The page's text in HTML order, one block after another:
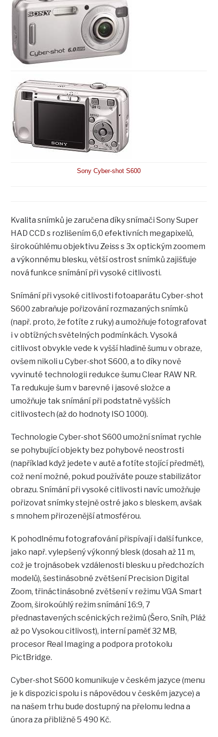
Sony Cyber-shot S600
Kvalita snímků je zaručena díky snímači Sony Super
HAD CCD s rozlišením 6,0 efektivních megapixelů,
širokoúhlému objektivu Zeiss s 3x optickým zoomem
a výkonnému blesku, větší ostrost snímků zajišťuje
nová funkce snímání při vysoké citlivosti.
Snímání při vysoké citlivosti fotoaparátu Cyber-shot
S600 zabraňuje pořizování rozmazaných snímků
(např. proto, že fotíte z ruky) a umožňuje fotografovat
i v obtížných světelných podmínkách. Vysoká
citlivost obvykle vede k vyšší hladině šumu v obraze,
ovšem nikoli u Cyber-shot S600, a to díky nově
vyvinuté technologii redukce šumu Clear RAW NR.
Ta redukuje šum v barevné i jasové složce a
umožňuje tak snímání při podstatně vyšších
citlivostech (až do hodnoty ISO 1000).
Technologie Cyber-shot S600 umožní snímat rychle
se pohybující objekty bez pohybové neostrosti
(například když jedete v autě a fotíte stojící předmět),
což není možné, pokud používáte pouze stabilizátor
obrazu. Snímání při vysoké citlivosti navíc umožňuje
pořizovat snímky stejně ostré jako s bleskem, avšak
s mnohem přirozenější atmosférou.
K pohodlnému fotografování přispívají i další funkce,
jako např. vylepšený výkonný blesk (dosah až 11 m,
což je trojnásobek vzdálenosti blesku u předchozích
modelů), šestinásobné zvětšení Precision Digital
Zoom, třináctinásobné zvětšení v režimu VGA Smart
Zoom, širokoúhlý režim snímání 16:9, 7
přednastavených scénických režimů (Šero, Sníh, Pláž
až po Vysokou citlivost), interní paměť 32 MB,
procesor Real Imaging a podpora protokolu
PictBridge.
Cyber-shot S600 komunikuje v českém jazyce (menu
je k dispozici spolu i s nápovědou v českém jazyce) a
na našem trhu bude dostupný na přelomu ledna a
února za přibližně 5 490 Kč.